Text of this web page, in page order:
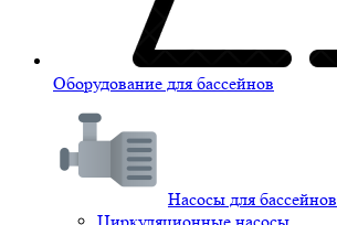
Оборудование для бассейнов
Насосы для бассейнов